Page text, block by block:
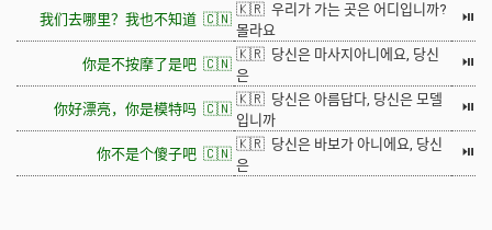
我们去哪里？我也不知道 🇨🇳
🇰🇷 우리가 가는 곳은 어디입니까?
몰라요
⏯
你是不按摩了是吧 🇨🇳
🇰🇷 당신은 마사지아니에요, 당신
은
⏯
你好漂亮，你是模特吗 🇨🇳
🇰🇷 당신은 아름답다, 당신은 모델
입니까
⏯
你不是个傻子吧 🇨🇳
🇰🇷 당신은 바보가 아니에요, 당신
은
⏯